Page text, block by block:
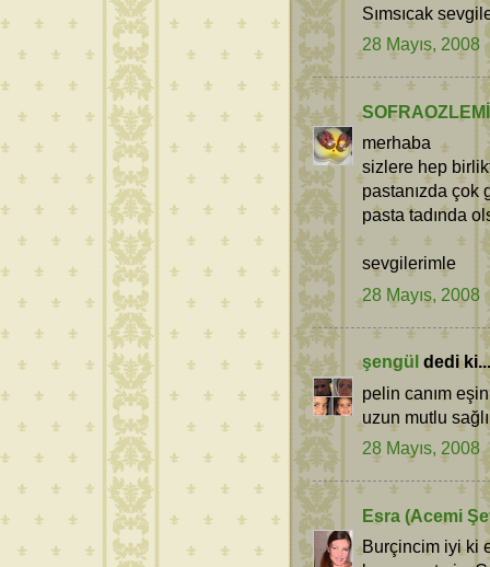
Sımsıcak
28 Mayıs, 2008
SOFRAOZLEMİ
merhaba
sizlere hep
pastanızda çok
pasta tadında
sevgilerimle
28 Mayıs, 2008
şengül dedi ki...
pelin canım
uzun mutlu
28 Mayıs, 2008
Esra (Acemi
Burçincim iyi ki